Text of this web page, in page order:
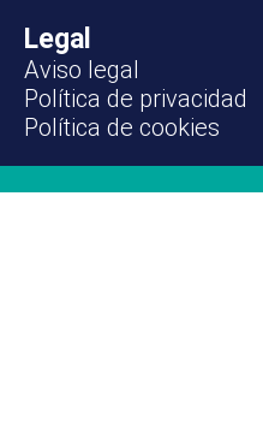
Legal
Aviso legal
Política de privacidad
Política de cookies